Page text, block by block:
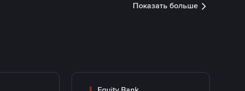
Показать больше